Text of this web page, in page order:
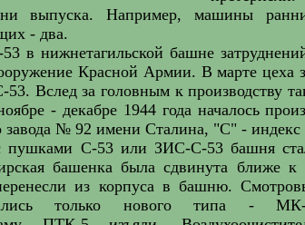
выпуска. Например, машины
- два.
в нижнетагильской башне
Красной Армии. В марте
Вслед за головным к
- декабре 1944 года началось
завода № 92 имени Сталина, "С" -
пушками С-53 или ЗИС-С-53 башня
башенка была сдвинута ближе к
из корпуса в башню.
только нового типа -